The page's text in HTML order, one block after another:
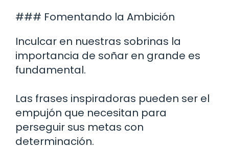
### Fomentando la Ambición
Inculcar en nuestras sobrinas la
importancia de soñar en grande es
fundamental.
Las frases inspiradoras pueden ser el
empujón que necesitan para
perseguir sus metas con
determinación.